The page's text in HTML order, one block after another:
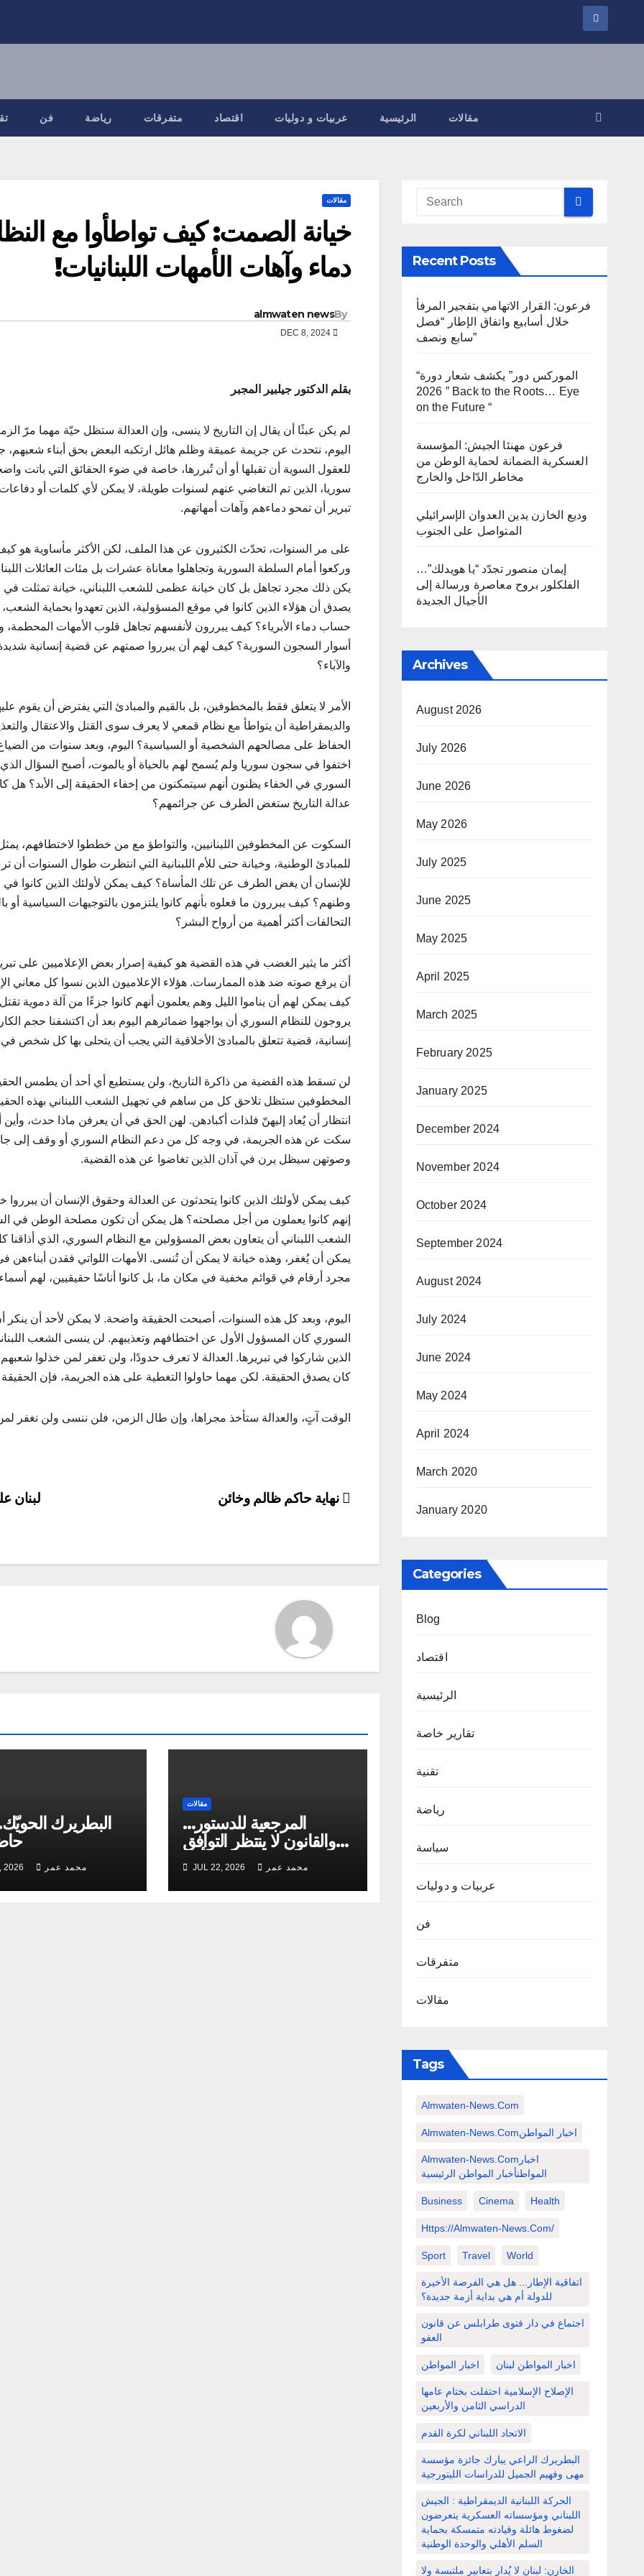
فن رياضة متفرقات اقتصاد عربيات و دوليات الرئيسية مقالات
مقالات
خيانة الصمت: كيف تواطأوا مع
دماء وآهات الأمهات اللبنانيات!
By
almwaten news
DEC 8, 2024
بقلم الدكتور جيلبير المجبر
لم يكن عبثًا أن يقال إن التاريخ لا ينسى، وإن العدالة ستظل حيّة مهما مرّ
اليوم، نتحدث عن جريمة عميقة وظلم هائل ارتكبه البعض بحق أبناء شعبهم،
للعقول السوية أن تقبلها أو أن تُبررها، خاصة في ضوء الحقائق التي
سوريا، الذين تم التغاضي عنهم لسنوات طويلة، لا يمكن لأي كلمات أو
تبرير أن تمحو دماءهم وآهات أمهاتهم.
على مر السنوات، تحدّث الكثيرون عن هذا الملف، لكن الأكثر مأساوية هو
وركعوا أمام السلطة السورية وتجاهلوا معاناة عشرات بل مئات العائلات
يكن ذلك مجرد تجاهل بل كان خيانة عظمى للشعب اللبناني، خيانة تمثلت
يصدق أن هؤلاء الذين كانوا في موقع المسؤولية، الذين تعهدوا بحماية
حساب دماء الأبرياء؟ كيف يبررون لأنفسهم تجاهل قلوب الأمهات
أسوار السجون السورية؟ كيف لهم أن يبرروا صمتهم عن قضية إنسانية
والآباء؟
الأمر لا يتعلق فقط بالمخطوفين، بل بالقيم والمبادئ التي يفترض أن يقوم
والديمقراطية أن يتواطأ مع نظام قمعي لا يعرف سوى القتل والاعتقال
الحفاظ على مصالحهم الشخصية أو السياسية؟ اليوم، وبعد سنوات من
اختفوا في سجون سوريا ولم يُسمح لهم بالحياة أو بالموت، أصبح السؤال
السوري في الخفاء يظنون أنهم سيتمكنون من إخفاء الحقيقة إلى الأبد؟ هل
عدالة التاريخ ستغض الطرف عن جرائمهم؟
السكوت عن المخطوفين اللبنانيين، والتواطؤ مع من خططوا لاختطافهم، يمثل
للمبادئ الوطنية، وخيانة حتى للأم اللبنانية التي انتظرت طوال السنوات
للإنسان أن يغض الطرف عن تلك المأساة؟ كيف يمكن لأولئك الذين كانوا في
وطنهم؟ كيف يبررون ما فعلوه بأنهم كانوا يلتزمون بالتوجيهات السياسية
التحالفات أكثر أهمية من أرواح البشر؟
أكثر ما يثير الغضب في هذه القضية هو كيفية إصرار بعض الإعلاميين على
أن يرفع صوته ضد هذه الممارسات. هؤلاء الإعلاميون الذين نسوا كل معاني
كيف يمكن لهم أن يناموا الليل وهم يعلمون أنهم كانوا جزءًا من آلة دموية
يروجون للنظام السوري أن يواجهوا ضمائرهم اليوم بعد أن اكتشفنا حجم
إنسانية، قضية تتعلق بالمبادئ الأخلاقية التي يجب أن يتحلى بها كل شخص في
لن تسقط هذه القضية من ذاكرة التاريخ، ولن يستطيع أي أحد أن يطمس
المخطوفين ستظل تلاحق كل من ساهم في تجهيل الشعب اللبناني بهذه
انتظار أن يُعاد إليهنّ فلذات أكبادهن. لهن الحق في أن يعرفن ماذا حدث،
سكت عن هذه الجريمة، في وجه كل من دعم النظام السوري أو وقف إلى
وصوتهن سيظل يرن في آذان الذين تغاضوا عن هذه القضية.
كيف يمكن لأولئك الذين كانوا يتحدثون عن العدالة وحقوق الإنسان أن يبرروا
إنهم كانوا يعملون من أجل مصلحته؟ هل يمكن أن تكون مصلحة الوطن
الشعب اللبناني أن يتعاون بعض المسؤولين مع النظام السوري، الذي أذاقنا
يمكن أن يُغفر، وهذه خيانة لا يمكن أن تُنسى. الأمهات اللواتي فقدن أبناءهن
مجرد أرقام في قوائم مخفية في مكان ما، بل كانوا أناسًا حقيقيين، لهم
اليوم، وبعد كل هذه السنوات، أصبحت الحقيقة واضحة. لا يمكن لأحد أن ينكر
السوري كان المسؤول الأول عن اختطافهم وتعذيبهم. لن ينسى الشعب
الذين شاركوا في تبريرها. العدالة لا تعرف حدودًا، ولن تغفر لمن خذلوا
كان يصدق الحقيقة. لكن مهما حاولوا التغطية على هذه الجريمة، فإن
الوقت آتٍ، والعدالة ستأخذ مجراها، وإن طال الزمن، فلن ننسى ولن نغفر
Post
لبنان نهاية حاكم ظالم وخائن
البطريرك
2026 محمد عمر
مقالات
المرجعية للدستور…
والقانون لا ينتظر التوافق
من أحد
JUL 22, 2026 محمد عمر
Recent Posts
فرعون: القرار الاتهامي بتفجير المرفأ
خلال أسابيع واتفاق الإطار “فصل
سابع ونصف”
“الموركس دور” يكشف شعار دورة
2026 ” Back to the Roots… Eye
on the Future “
فرعون مهنئا الجيش: المؤسسة
العسكرية الضمانة لحماية الوطن من
مخاطر الدّاخل والخارج
وديع الخازن يدين العدوان الإسرائيلي
المتواصل على الجنوب
إيمان منصور تجدّد “يا هويدلك”…
الفلكلور بروح معاصرة ورسالة إلى
الأجيال الجديدة
Archives
August 2026
July 2026
June 2026
May 2026
July 2025
June 2025
May 2025
April 2025
March 2025
February 2025
January 2025
December 2024
November 2024
October 2024
September 2024
August 2024
July 2024
June 2024
May 2024
April 2024
March 2020
January 2020
Categories
Blog
اقتصاد
الرئيسية
تقارير خاصة
تقنية
رياضة
سياسة
عربيات و دوليات
فن
متفرقات
مقالات
Tags
Almwaten-News.com
Almwaten-News.comاخبار المواطن
Almwaten-News.comاخبار
المواطنأخبار المواطن الرئيسية
Business Cinema Health
Https://almwaten-News.com/
Sport Travel World
اتفاقية الإطار... هل هي الفرصة الأخيرة
للدولة أم هي بداية أزمة جديدة؟
اجتماع في دار فتوى طرابلس عن قانون
العفو
اخبار المواطن اخبار المواطن لبنان
الإصلاح الإسلامية احتفلت بختام عامها
الدراسي الثامن والأربعين
الاتحاد اللبناني لكرة القدم
البطريرك الراعي يبارك جائزة مؤسسة
مهى وفهيم الجميل للدراسات الليتورجية
الحركة اللبنانية الديمقراطية : الجيش
اللبناني ومؤسساته العسكرية يتعرضون
لضغوط هائلة وقيادته متمسكة بحماية
السلم الأهلي والوحدة الوطنية
الخازن: لبنان لا يُدار بتعابير ملتبسة ولا